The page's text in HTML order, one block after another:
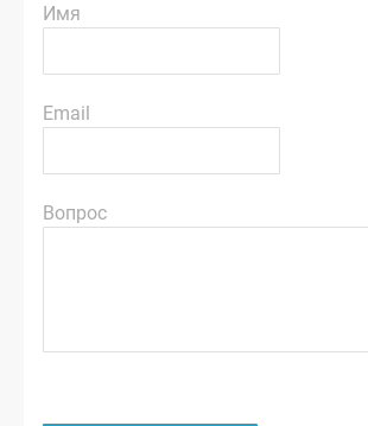
Имя
Email
Вопрос